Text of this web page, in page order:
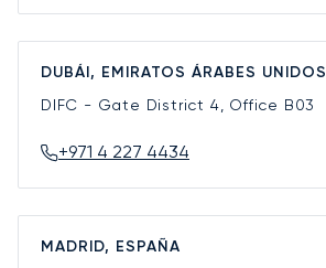
DUBÁI, EMIRATOS ÁRABES UNIDOS
DIFC - Gate District 4, Office B03
+971 4 227 4434
MADRID, ESPAÑA